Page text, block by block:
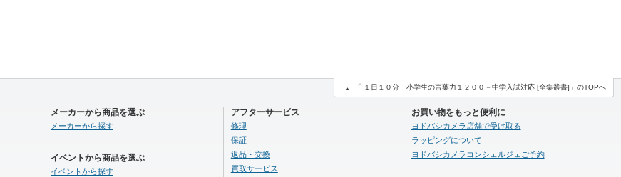
メーカーから商品を選ぶ
メーカーから探す
イベントから商品を選ぶ
イベントから探す
アフターサービス
修理
保証
返品・交換
買取サービス
お買い物をもっと便利に
ヨドバシカメラ店舗で受け取る
ラッピングについて
ヨドバシカメラコンシェルジェご予約
「 １日１０分 小学生の言葉力１２００－中学入試対応 [全集叢書]」のTOPへ